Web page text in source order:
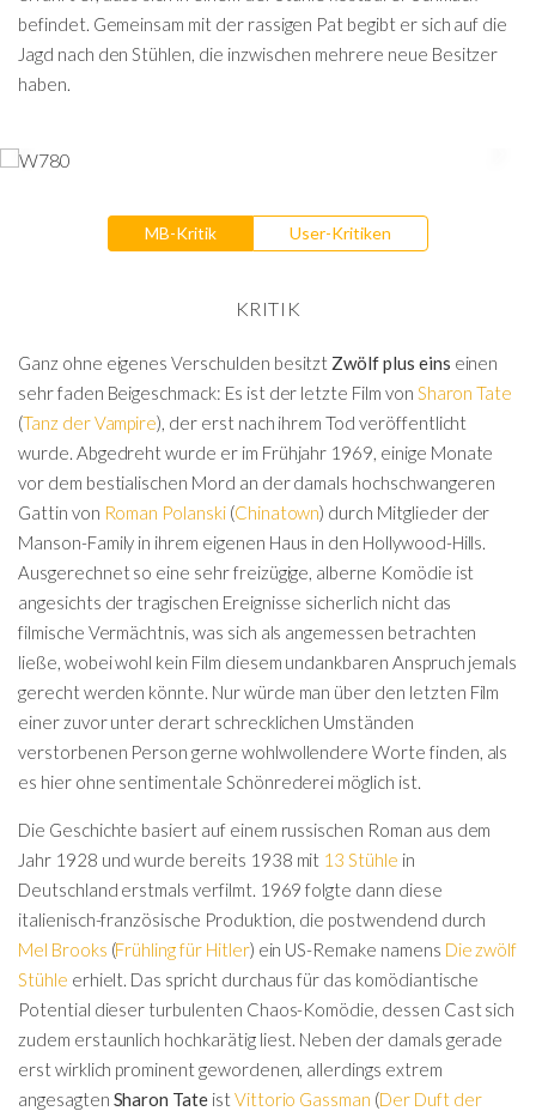
befindet. Gemeinsam mit der rassigen Pat begibt er sich auf die
Jagd nach den Stühlen, die inzwischen mehrere neue Besitzer
haben.
MB-Kritik User-Kritiken
KRITIK
Ganz ohne eigenes Verschulden besitzt Zwölf plus eins einen
sehr faden Beigeschmack: Es ist der letzte Film von Sharon Tate
(Tanz der Vampire), der erst nach ihrem Tod veröffentlicht
wurde. Abgedreht wurde er im Frühjahr 1969, einige Monate
vor dem bestialischen Mord an der damals hochschwangeren
Gattin von Roman Polanski (Chinatown) durch Mitglieder der
Manson-Family in ihrem eigenen Haus in den Hollywood-Hills.
Ausgerechnet so eine sehr freizügige, alberne Komödie ist
angesichts der tragischen Ereignisse sicherlich nicht das
filmische Vermächtnis, was sich als angemessen betrachten
ließe, wobei wohl kein Film diesem undankbaren Anspruch jemals
gerecht werden könnte. Nur würde man über den letzten Film
einer zuvor unter derart schrecklichen Umständen
verstorbenen Person gerne wohlwollendere Worte finden, als
es hier ohne sentimentale Schönrederei möglich ist.
Die Geschichte basiert auf einem russischen Roman aus dem
Jahr 1928 und wurde bereits 1938 mit 13 Stühle in
Deutschland erstmals verfilmt. 1969 folgte dann diese
italienisch-französische Produktion, die postwendend durch
Mel Brooks (Frühling für Hitler) ein US-Remake namens Die zwölf
Stühle erhielt. Das spricht durchaus für das komödiantische
Potential dieser turbulenten Chaos-Komödie, dessen Cast sich
zudem erstaunlich hochkarätig liest. Neben der damals gerade
erst wirklich prominent gewordenen, allerdings extrem
angesagten Sharon Tate ist Vittorio Gassman (Der Duft der